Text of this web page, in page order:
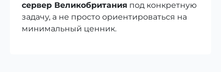
сервер Великобритания под конкретную
задачу, а не просто ориентироваться на
минимальный ценник.